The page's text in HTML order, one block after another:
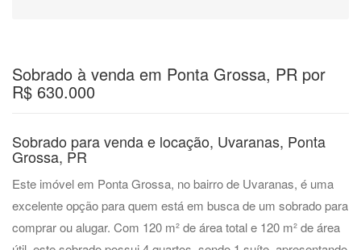
Sobrado à venda em Ponta Grossa, PR por
R$ 630.000
Sobrado para venda e locação, Uvaranas, Ponta
Grossa, PR
Este imóvel em Ponta Grossa, no bairro de Uvaranas, é uma
excelente opção para quem está em busca de um sobrado para
comprar ou alugar. Com 120 m² de área total e 120 m² de área